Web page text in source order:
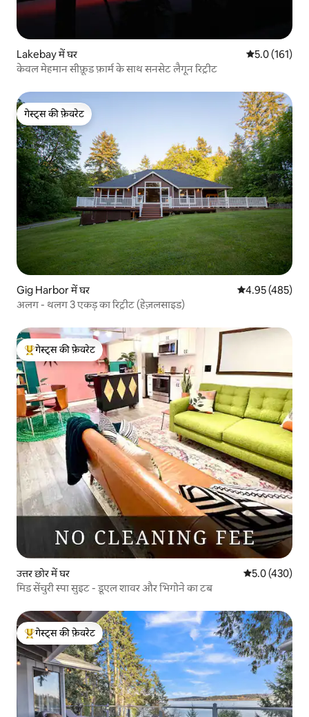
Lakebay में घर औसत रेटिंग 5 में
5.0 (161)
केवल मेहमान सीफ़ूड फ़ार्म के साथ सनसेट लैगून रिट्रीट
गेस्ट्स की फ़ेवरेट
गेस्ट्स की फ़ेवरेट
Gig Harbor में घर औसत रेटिंग 5 में से
4.95 (485)
अलग - थलग 3 एकड़ का रिट्रीट (हेज़लसाइड)
गेस्ट्स का टॉप फ़ेवरेट
गेस्ट्स की फ़ेवरेट
उत्तर छोर में घर औसत रेटिंग 5 में
5.0 (430)
मिड सेंचुरी स्पा सुइट - डूएल शावर और भिगोने का टब
गेस्ट्स का टॉप फ़ेवरेट
गेस्ट्स की फ़ेवरेट